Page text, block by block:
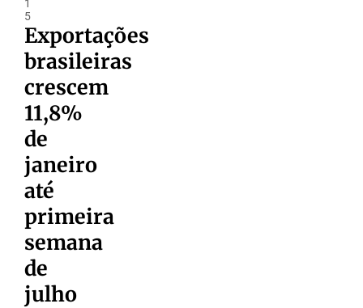
1
5
Exportações
brasileiras
crescem
11,8%
de
janeiro
até
primeira
semana
de
julho